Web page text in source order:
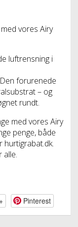
vores Airy
luftrensning i
forurenede
– og
rundt.
med vores Airy
penge, både
hurtigrabat.dk.
alle.
Pinterest